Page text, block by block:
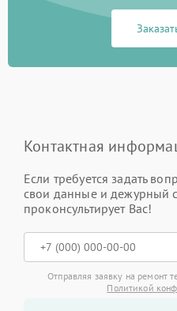
Контактная
Если требуется задать
свои данные и дежурный
проконсультирует Вас!
Отправляя заявку на ремонт
Политикой